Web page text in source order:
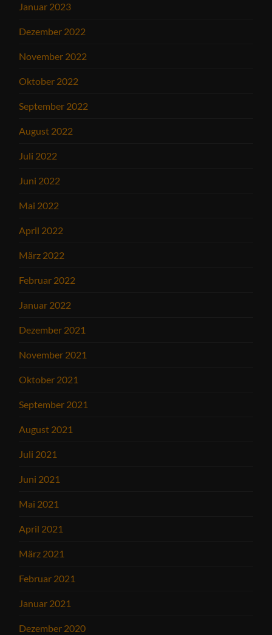
Januar 2023
Dezember 2022
November 2022
Oktober 2022
September 2022
August 2022
Juli 2022
Juni 2022
Mai 2022
April 2022
März 2022
Februar 2022
Januar 2022
Dezember 2021
November 2021
Oktober 2021
September 2021
August 2021
Juli 2021
Juni 2021
Mai 2021
April 2021
März 2021
Februar 2021
Januar 2021
Dezember 2020